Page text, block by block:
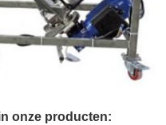
onze producten: